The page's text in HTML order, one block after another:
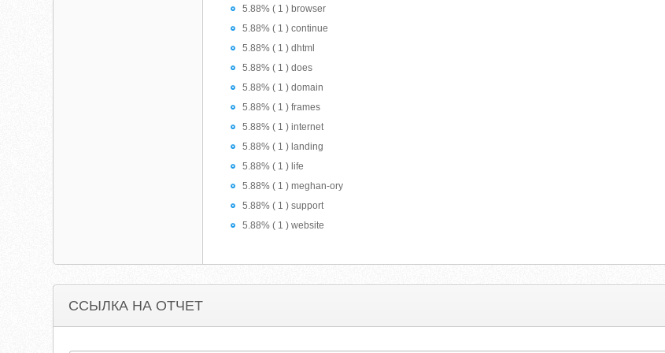
5.88% ( 1 ) browser
5.88% ( 1 ) continue
5.88% ( 1 ) dhtml
5.88% ( 1 ) does
5.88% ( 1 ) domain
5.88% ( 1 ) frames
5.88% ( 1 ) internet
5.88% ( 1 ) landing
5.88% ( 1 ) life
5.88% ( 1 ) meghan-ory
5.88% ( 1 ) support
5.88% ( 1 ) website
ССЫЛКА НА ОТЧЕТ